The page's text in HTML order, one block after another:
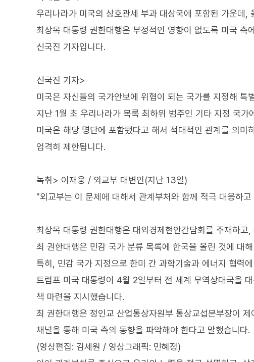
우리나라가 미국의 상호관세 부과 대상국에 포함된 가운데
최상목 대통령 권한대행은 부정적인 영향이 없도록 미국 측
신국진 기자입니다.
신국진 기자>
미국은 자신들의 국가안보에 위협이 되는 국가를 지정해
지난 1월 초 우리나라가 목록 최하위 범주인 기타 지정 국가
미국은 해당 명단에 포함됐다고 해서 적대적인 관계를 의
엄격히 제한됩니다.
녹취> 이재웅 / 외교부 대변인(지난 13일)
"외교부는 이 문제에 대해서 관계부처와 함께 적극 대응하
최상목 대통령 권한대행은 대외경제현안간담회를 주재하고
최 권한대행은 민감 국가 분류 목록에 한국을 올린 것에 대
특히, 민감 국가 지정으로 한미 간 과학기술과 에너지 협력
트럼프 미국 대통령이 4월 2일부터 전 세계 무역상대국을
책 마련을 지시했습니다.
최 권한대행은 정인교 산업통상자원부 통상교섭본부장이
채널을 통해 미국 측의 동향을 파악해야 한다고 말했습니다.
(영상편집: 김세원 / 영상그래픽: 민혜정)